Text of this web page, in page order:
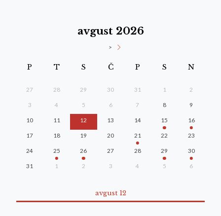
avgust 2026
>
P T S Č P S N
27 28 29 30 31 1 2
3 4 5 6 7 8 9
10 11 12 13 14 15 16
17 18 19 20 21 22 23
24 25 26 27 28 29 30
31 1 2 3 4 5 6
avgust 12